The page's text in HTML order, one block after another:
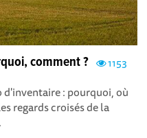
1153
comment ?
d'inventaire : pourquoi, où
regards croisés de la